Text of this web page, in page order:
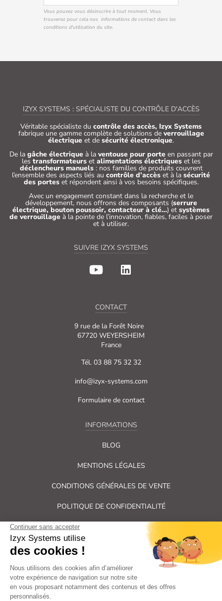
Vous pouvez vous désinscrire à tout moment. Vous
trouverez pour cela nos informations de contact dans les
conditions d'utilisation du site.
IZYX SYSTEMS : SPÉCIALISTE DU CONTRÔLE D'ACCÈS
Véritable spécialiste du contrôle des accès, Izyx Systems
fabrique une gamme complète de solutions de verrouillage
électrique et de sécurité électronique.
De la gâche électriqueà la ventouse pour porteen passant par
les transformateurset alimentations électriqueset les
déclencheurs manuels: nos familles de produits couvrent
l’ensemble des aspects liés au contrôle d’accès et à la sécurité
des porteset répondent ainsi à vos besoins spécifiques.
Avec un engagement constant dans la recherche et le
développement, nous offrons des composants (serrure
électrique, bouton poussoir, contacteur à clé…) et systèmes
de verrouillage à la pointe de l’innovation, fiables, faciles à poser
et à utiliser.
SUIVRE IZYX SYSTEMS
CONTACT
9 rue de la Forêt Noire
67720 WEYERSHEIM
France
Tél. 03 88 75 32 32
info@izyx-systems.com
Formulaire de contact
INFORMATIONS
BLOG
MENTIONS LÉGALES
CONDITIONS GÉNÉRALES DE VENTE
POLITIQUE DE CONFIDENTIALITÉ
Tous droits réservés Izyx Systems ©
Contrôle des accès et verrouillage de porte : serrure électrique,
gâche électrique, ventouse électromagnétique